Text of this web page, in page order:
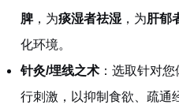
脾，为痰湿者祛湿 ，为肝郁
化环境。
针灸/埋线之术 ：选取针对
行刺激，以抑制食欲、疏通